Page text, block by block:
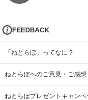
FEEDBACK
「ねとらぼ」ってなに？
ねとらぼへのご意見・ご感想
ねとらぼプレゼントキャン